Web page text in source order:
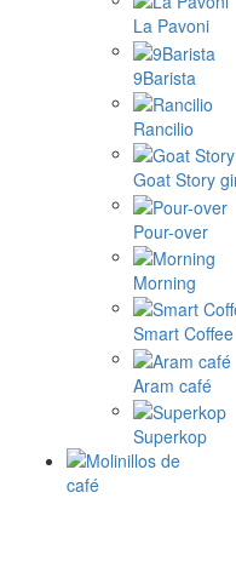
La Pavoni
9Barista
Rancilio
Goat Story
Pour-over
Morning
Smart
Aram café
Superkop